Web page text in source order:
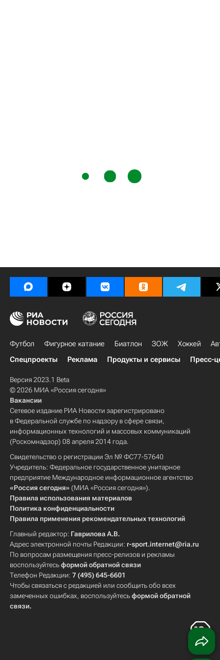
Футбол Фигурное катание Биатлон ЗОЖ Хоккей
Спецпроекты
Реклама Продукты и сервисы Пресс-
Версия 2023.1 Beta
© 2026 МИА «Россия сегодня»
Вакансии
Сетевое издание РИА Новости зарегистрировано
в Федеральной службе по надзору в сфере связи,
информационных технологий и массовых коммуникаций
(Роскомнадзор) 08 апреля 2014 года.
Свидетельство о регистрации Эл № ФС77-57640
Учредитель: Федеральное государственное унитарное
предприятие Международное информационное агентство
«Россия сегодня» (МИА «Россия сегодня»).
Правила использования материалов
Политика конфиденциальности
Правила применения рекомендательных технологий
Главный редактор: Гаврилова А.В.
Адрес электронной почты Редакции: r-sport.internet@ria.ru
По вопросам размещения пресс-релизов и рекламы
воспользуйтесьформой обратной связи
Телефон Редакции: 7 (495) 645-6601
Чтобы связаться с редакцией или сообщить обо всех
замеченных ошибках, воспользуйтесьформой обратной
связи.